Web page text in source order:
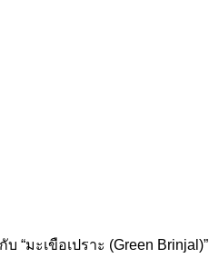
“มะเขือเปราะ (Green Brinjal)”